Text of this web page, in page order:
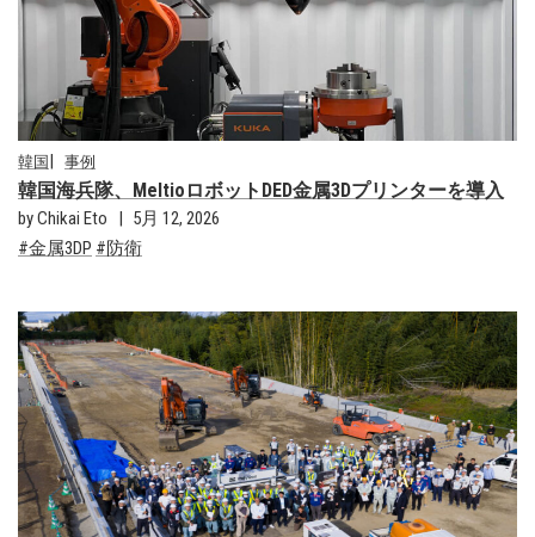
韓国 事例
韓国海兵隊、MeltioロボットDED金属3Dプリンターを導入
by Chikai Eto
5月 12, 2026
金属3DP
防衛